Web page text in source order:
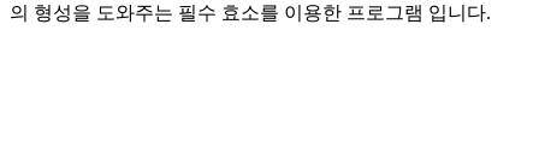
의 형성을 도와주는 필수 효소를 이용한 프로그램 입니다.